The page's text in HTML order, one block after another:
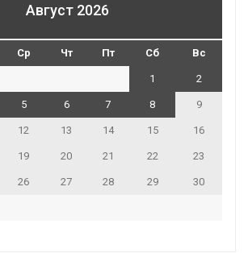
Август 2026
Ср Чт Пт Сб Вс
1 2
5 6 7 8 9
12 13 14 15 16
19 20 21 22 23
26 27 28 29 30